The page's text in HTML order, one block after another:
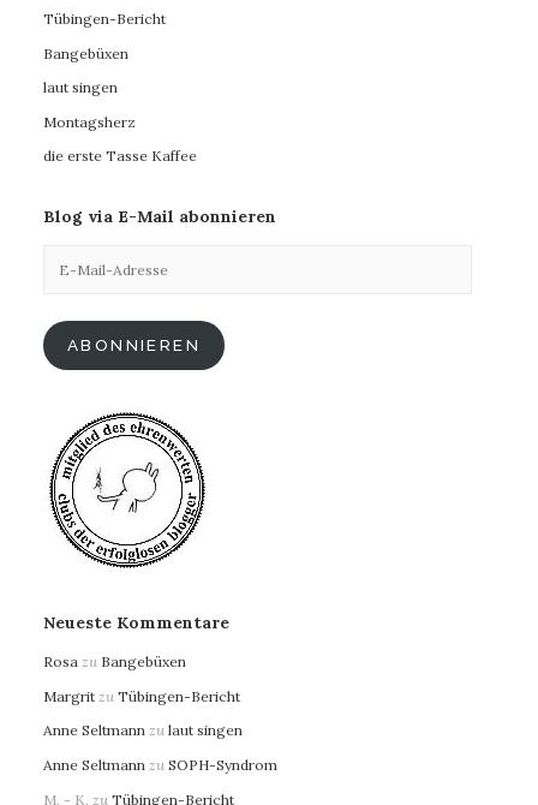
Tübingen-Bericht
Bangebüxen
laut singen
Montagsherz
die erste Tasse Kaffee
Blog via E-Mail abonnieren
Mail-
ABONNIEREN
Neueste Kommentare
Rosa zu Bangebüxen
Margrit zu Tübingen-Bericht
Anne Seltmann zu laut singen
Anne Seltmann zu SOPH-Syndrom
M. - K. zu Tübingen-Bericht